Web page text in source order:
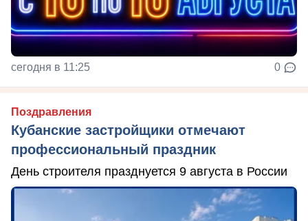
сегодня в 11:25 0
Поздравления
Кубанские застройщики отмечают
профессиональный праздник
День строителя празднуется 9 августа в России